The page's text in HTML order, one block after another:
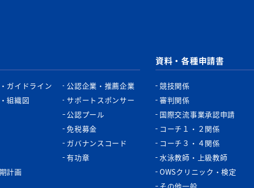
ガイドライン
組織図
計画
公認企業・推薦企業
サポートスポンサー
公認プール
免税募金
ガバナンスコード
有功章
資料・各種申請書
競技関係
審判関係
国際交流事業承認申請
コーチ１・２関係
コーチ３・４関係
水泳教師・上級教師
OWSクリニック・検定
その他一般